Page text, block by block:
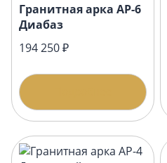
Гранитная арка АР-6
Диабаз
194 250 ₽